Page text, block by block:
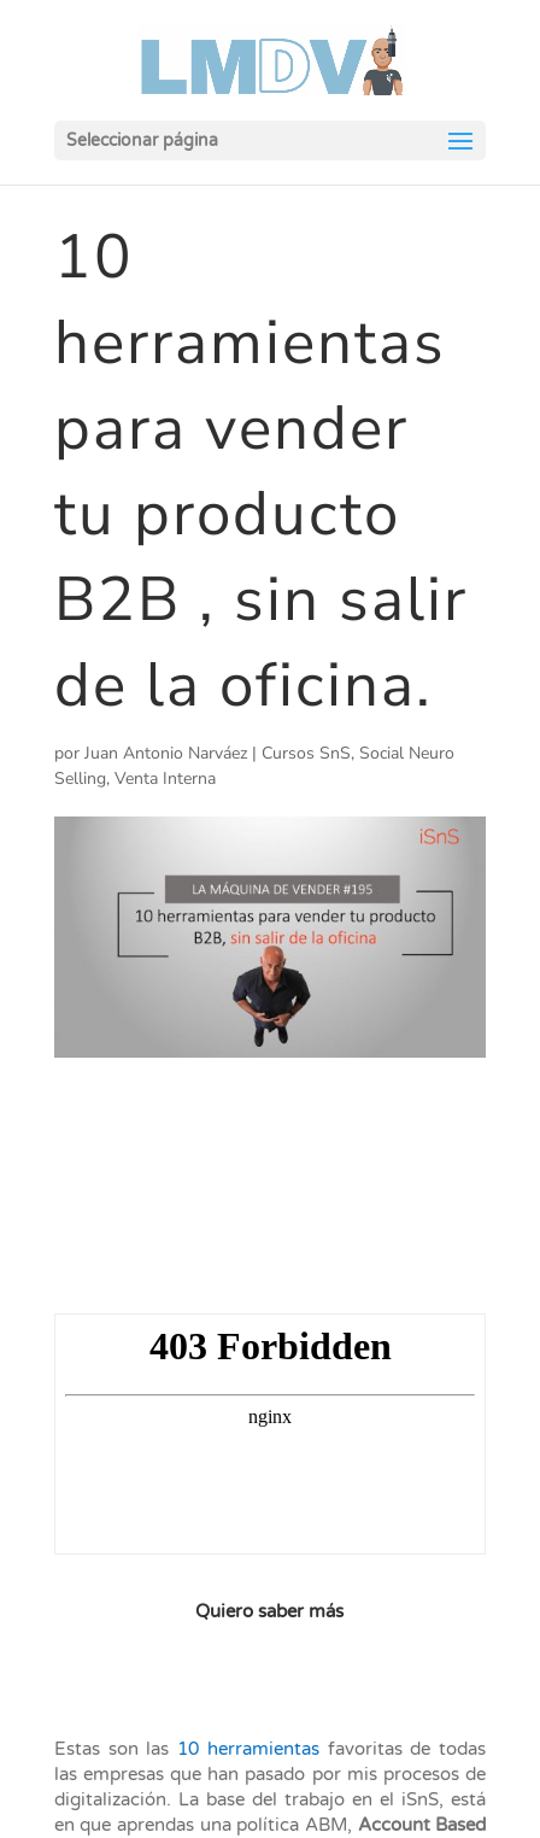
Seleccionar página
10
herramientas
para vender
tu producto
B2B , sin salir
de la oficina.
por Juan Antonio Narváez| Cursos SnS, Social Neuro
Selling, Venta Interna
Quiero saber más
Estas son las 10 herramientas favoritas de todas
las empresas que han pasado por mis procesos de
digitalización. La base del trabajo en el iSnS, está
en que aprendas una política ABM, Account Based